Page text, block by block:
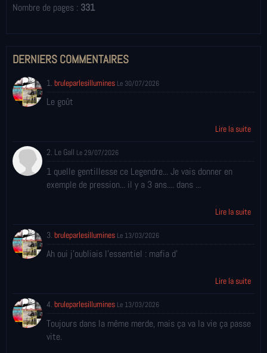
Nombre de pages : 331
DERNIERS COMMENTAIRES
1. bruleparlesillumines Le 30/07/2026
Le goût
Lire la suite
2. Le Gall Le 29/07/2026
1 quelle gentillesse ce Legendre... Je vais donner en
exemple de pression... il y a 3 ans.... dans ...
Lire la suite
3. bruleparlesillumines Le 13/03/2026
Ah oui j'oubliais l'essentiel : mafia d'
Lire la suite
4. bruleparlesillumines Le 13/03/2026
Toujours dans la même merde, mais ça va la vie ça passe
vite.